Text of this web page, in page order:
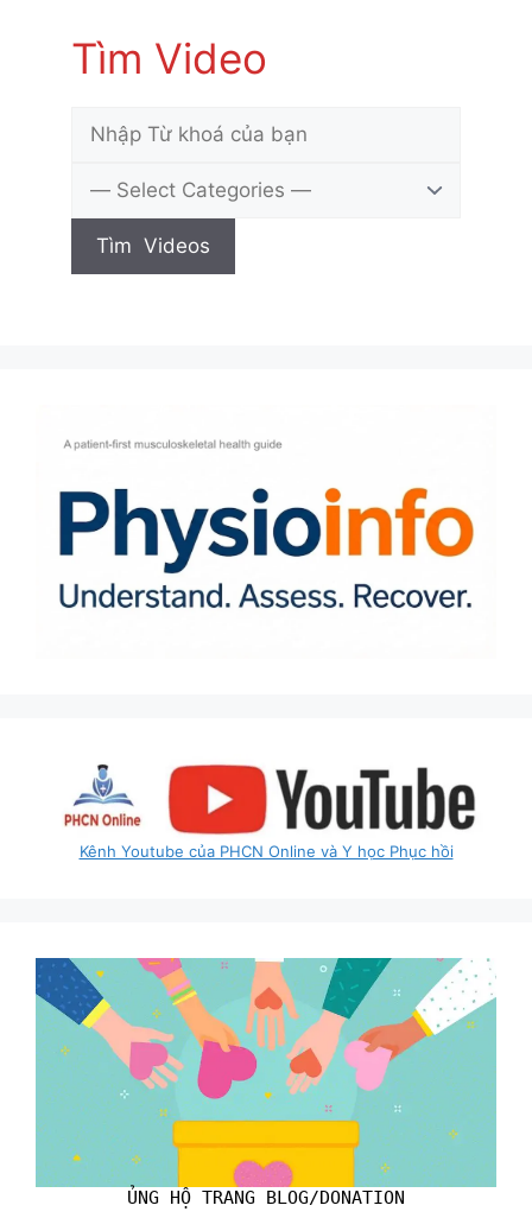
Tìm Video
Kênh Youtube của PHCN Online và Y học Phục hồi
ỦNG HỘ TRANG BLOG/DONATION